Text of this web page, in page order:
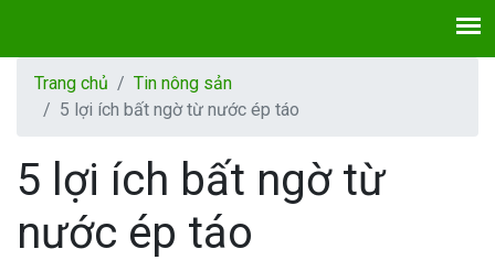
Trang chủ
Tin nông sản
5 lợi ích bất ngờ từ nước ép táo
5 lợi ích bất ngờ từ
nước ép táo